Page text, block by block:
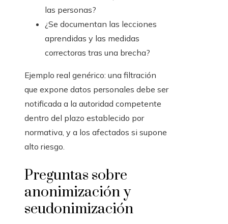
las personas?
¿Se documentan las lecciones
aprendidas y las medidas
correctoras tras una brecha?
Ejemplo real genérico: una filtración
que expone datos personales debe ser
notificada a la autoridad competente
dentro del plazo establecido por
normativa, y a los afectados si supone
alto riesgo.
Preguntas sobre
anonimización y
seudonimización